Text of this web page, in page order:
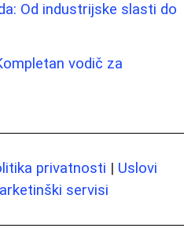
Od industrijske slasti do
vodič za
privatnosti | Uslovi
servisi